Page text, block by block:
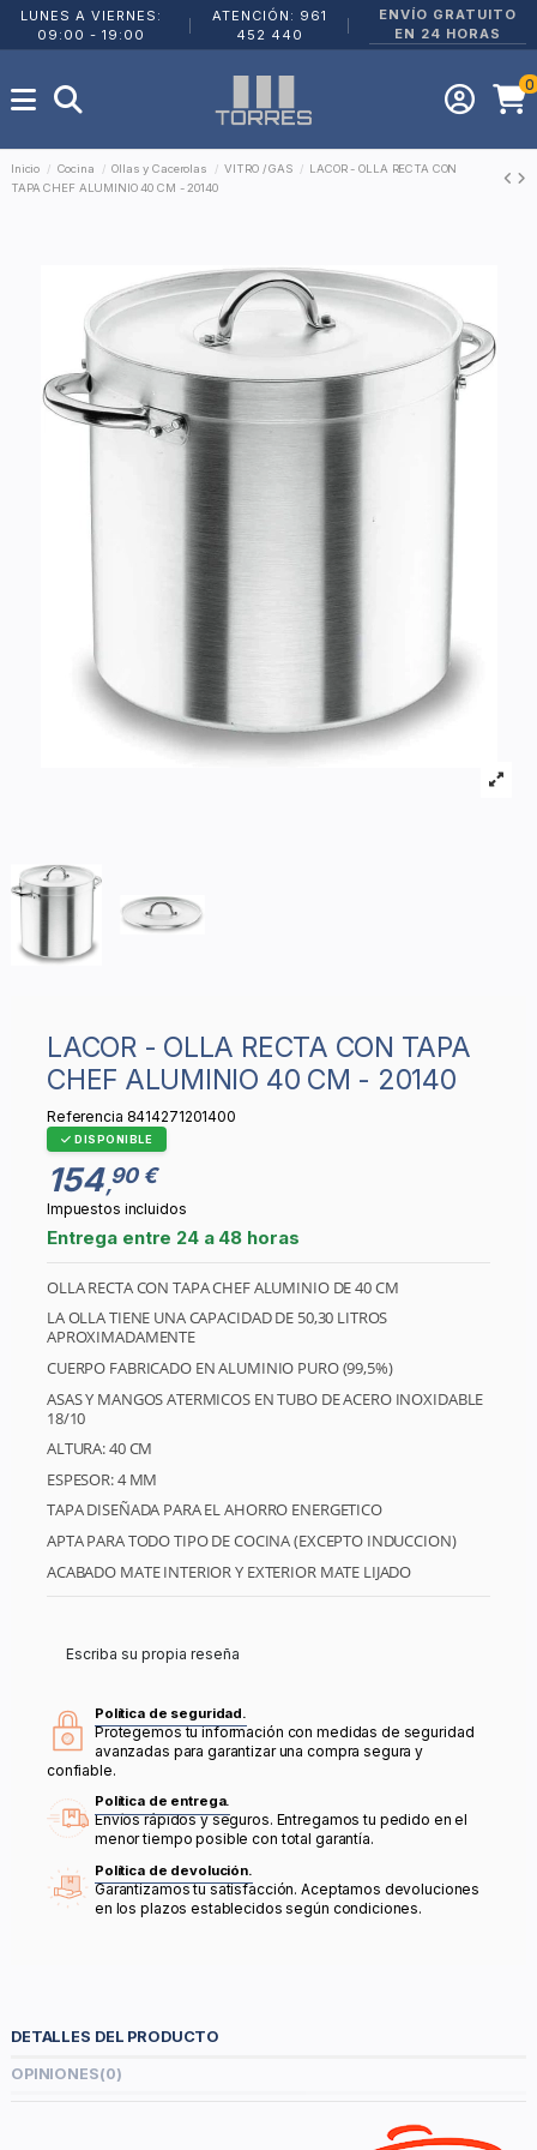
LUNES A VIERNES:
09:00 - 19:00
ATENCIÓN: 961
452 440
ENVÍO GRATUITO
EN 24 HORAS
0
Inicio Cocina Ollas y Cacerolas VITRO / GAS
LACOR - OLLA RECTA CON
TAPA CHEF ALUMINIO 40 CM - 20140
LACOR - OLLA RECTA CON TAPA
CHEF ALUMINIO 40 CM - 20140
Referencia 8414271201400
DISPONIBLE
154 ,90 €
Impuestos incluidos
Entrega entre 24 a 48 horas
OLLA RECTA CON TAPA CHEF ALUMINIO DE 40 CM
LA OLLA TIENE UNA CAPACIDAD DE 50,30 LITROS
APROXIMADAMENTE
CUERPO FABRICADO EN ALUMINIO PURO (99,5%)
ASAS Y MANGOS ATERMICOS EN TUBO DE ACERO INOXIDABLE
18/10
ALTURA: 40 CM
ESPESOR: 4 MM
TAPA DISEÑADA PARA EL AHORRO ENERGETICO
APTA PARA TODO TIPO DE COCINA (EXCEPTO INDUCCION)
ACABADO MATE INTERIOR Y EXTERIOR MATE LIJADO
Escriba su propia reseña
Política de seguridad.
Protegemos tu información con medidas de seguridad
avanzadas para garantizar una compra segura y
confiable.
Política de entrega.
Envíos rápidos y seguros. Entregamos tu pedido en el
menor tiempo posible con total garantía.
Política de devolución.
Garantizamos tu satisfacción. Aceptamos devoluciones
en los plazos establecidos según condiciones.
DETALLES DEL PRODUCTO
OPINIONES(0)